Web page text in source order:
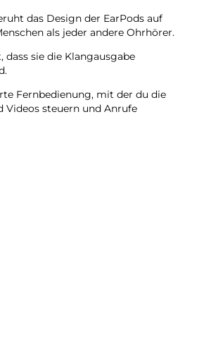
das Design der EarPods auf
als jeder andere Ohrhörer.
sie die Klangausgabe
Fernbedienung, mit der du die
Videos steuern und Anrufe